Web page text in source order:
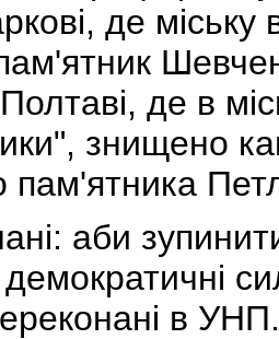
де
де в
знищено
пам'ятника
аби
демократичні
в УНП.